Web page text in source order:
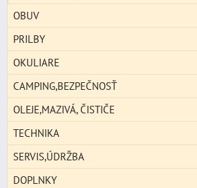
OBUV
PRILBY
OKULIARE
CAMPING,BEZPEČNOSŤ
OLEJE,MAZIVÁ, ČISTIČE
TECHNIKA
SERVIS,ÚDRŽBA
DOPLNKY